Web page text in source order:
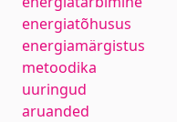
energiatõhusus
energiamärgistus
metoodika
uuringud
aruanded